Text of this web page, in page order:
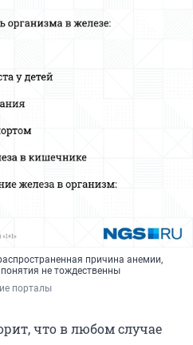
причина анемии,
не тождественны
порталы
что в любом случае